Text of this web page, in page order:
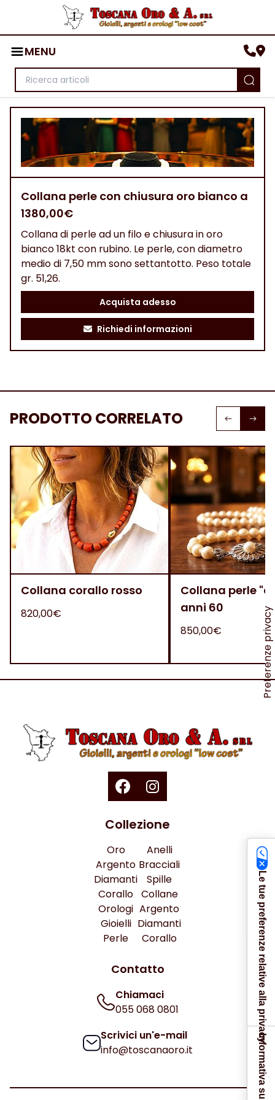
MENU
Collana perle con chiusura oro bianco a
1380,00€
Collana di perle ad un filo e chiusura in oro
bianco 18kt con rubino. Le perle, con diametro
medio di 7,50 mm sono settantotto. Peso totale
gr. 51,26.
Acquista adesso
Richiedi informazioni
PRODOTTO CORRELATO
Collana corallo rosso
820,00€
Collana perle
anni 60
850,00€
Collezione
Oro
Argento
Diamanti
Corallo
Orologi
Gioielli
Perle
Anelli
Bracciali
Spille
Collane
Argento
Diamanti
Corallo
Contatto
Chiamaci
055 068 0801
Scrivici un'e-mail
info@toscanaoro.it
Le tue preferenze relative alla privacy